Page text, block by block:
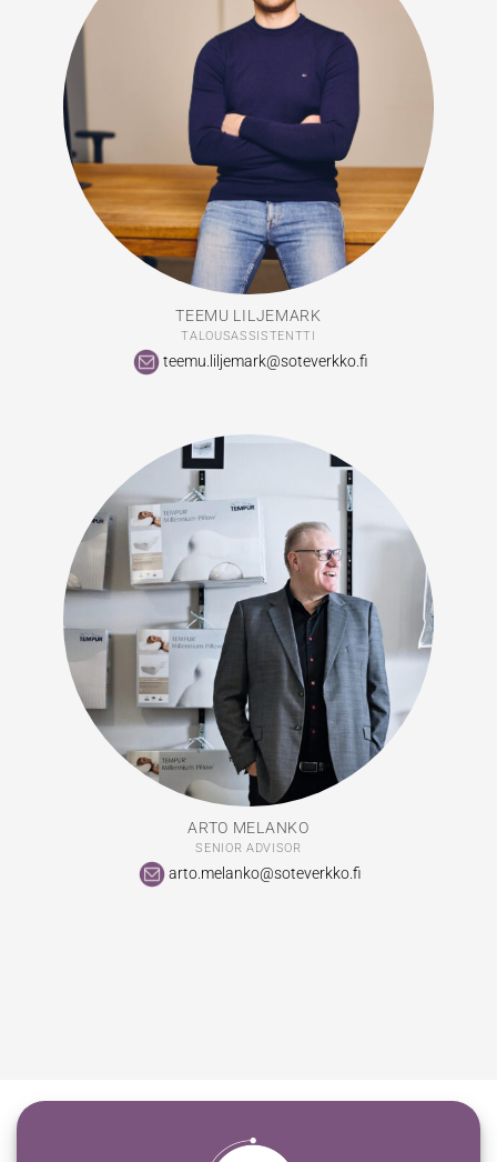
TEEMU LILJEMARK
TALOUSASSISTENTTI
teemu.liljemark@soteverkko.fi
ARTO MELANKO
SENIOR ADVISOR
arto.melanko@soteverkko.fi